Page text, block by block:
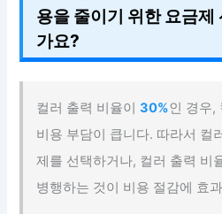
용을 줄이기 위한 요금제
가요?
컬러 출력 비율이30%인 경우,
비용 부담이 큽니다. 따라서 컬
제를 선택하거나, 컬러 출력 비
병행하는 것이 비용 절감에 효